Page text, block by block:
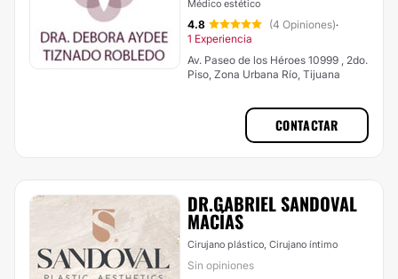
Médico estético
4.8 (4 Opiniones)·
1 Experiencia
Av. Paseo de los Héroes 10999 , 2do.
Piso, Zona Urbana Río, Tijuana
CONTACTAR
DR.GABRIEL SANDOVAL
MACÍAS
Cirujano plástico, Cirujano íntimo
Sin opiniones